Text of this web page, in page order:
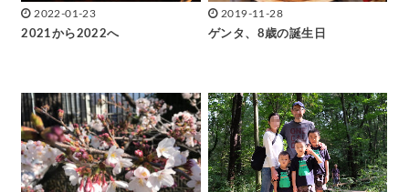
2022-01-23
2021から2022へ
2019-11-28
ゲンタ、8歳の誕生日